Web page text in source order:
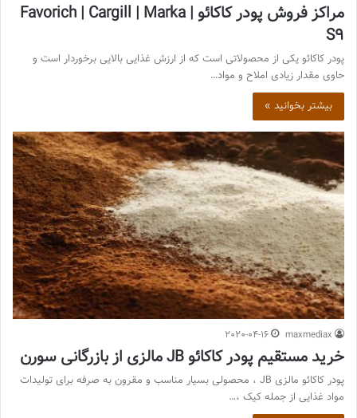
مراکز فروش پودر کاکائو | Favorich | Cargill | Marka
S9
پودر کاکائو یکی از محصولاتی است که از ارزش غذایی بالایی برخوردار است و
حاوی مقدار زیادی املاح و مواد…
بیشتر بخوانید »
maxmediax
2020-04-16
خرید مستقیم پودر کاکائو JB مالزی از بازرگانی سورن
پودر کاکائو مالزی JB ، محصولی بسیار مناسب و مقرون به صرفه برای تولیدات
مواد غذایی از جمله کیک ،…